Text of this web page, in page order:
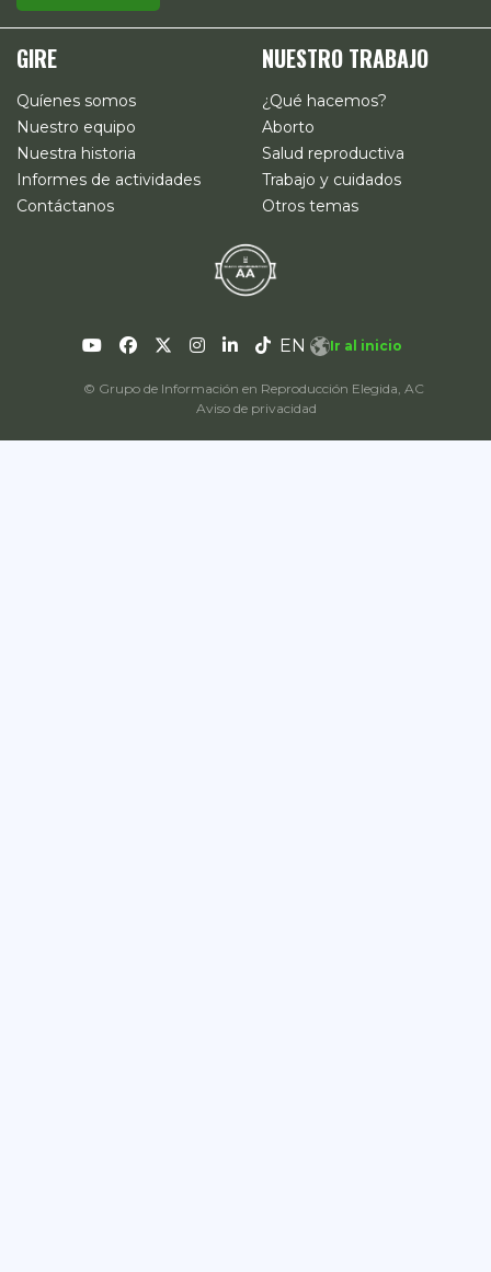
GIRE
Quíenes somos
Nuestro equipo
Nuestra historia
Informes de actividades
Contáctanos
NUESTRO TRABAJO
¿Qué hacemos?
Aborto
Salud reproductiva
Trabajo y cuidados
Otros temas
© Grupo de Información en Reproducción Elegida, AC
Aviso de privacidad
EN Ir al inicio